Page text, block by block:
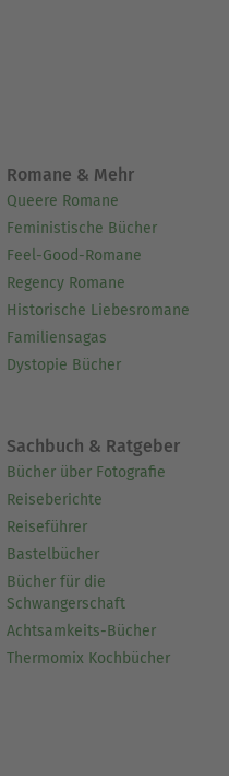
Romane & Mehr
Queere Romane
Feministische Bücher
Feel-Good-Romane
Regency Romane
Historische Liebesromane
Familiensagas
Dystopie Bücher
Sachbuch & Ratgeber
Bücher über Fotografie
Reiseberichte
Reiseführer
Bastelbücher
Bücher für die
Schwangerschaft
Achtsamkeits-Bücher
Thermomix Kochbücher